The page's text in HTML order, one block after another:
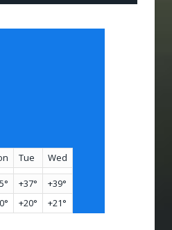
Tue Wed
+37° +39°
+20° +21°